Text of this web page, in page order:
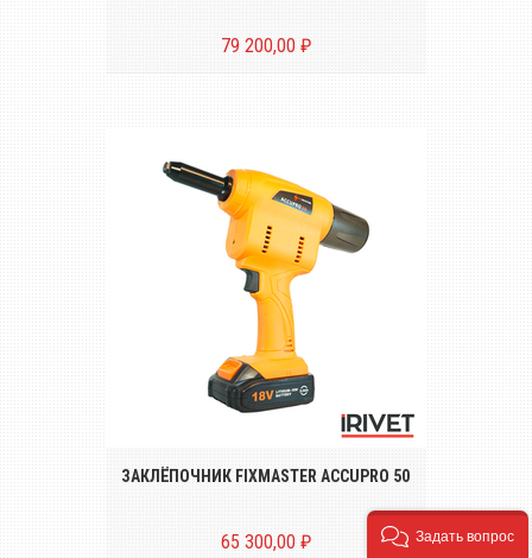
79 200,00 ₽
Аккумуляторный инструмент для
установки вытяжных заклёпок
диаметром от Ø 2.4 до 5.0 mm
ЗАКЛЁПОЧНИК FIXMASTER ACCUPRO 50
65 300,00 ₽ Задать вопрос